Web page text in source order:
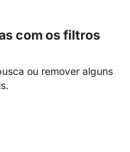
com os filtros
ou remover alguns